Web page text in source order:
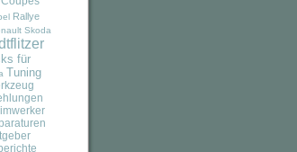
Rallye
Skoda
für
Tuning